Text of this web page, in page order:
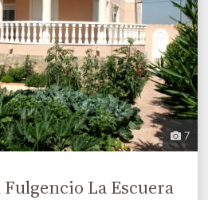
7
Fulgencio La Escuera